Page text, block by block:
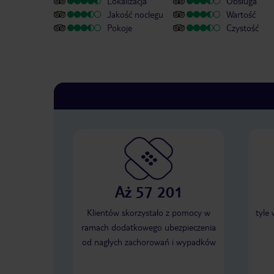
Jakość noclegu
Pokoje
Wartość
Czystość
Aż 57 201
Klientów skorzystało z pomocy w
ramach dodatkowego ubezpieczenia
od nagłych zachorowań i wypadków
tyle